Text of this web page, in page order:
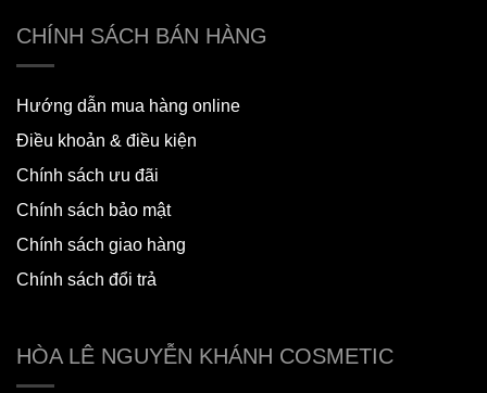
CHÍNH SÁCH BÁN HÀNG
Hướng dẫn mua hàng online
Điều khoản & điều kiện
Chính sách ưu đãi
Chính sách bảo mật
Chính sách giao hàng
Chính sách đổi trả
HÒA LÊ NGUYỄN KHÁNH COSMETIC